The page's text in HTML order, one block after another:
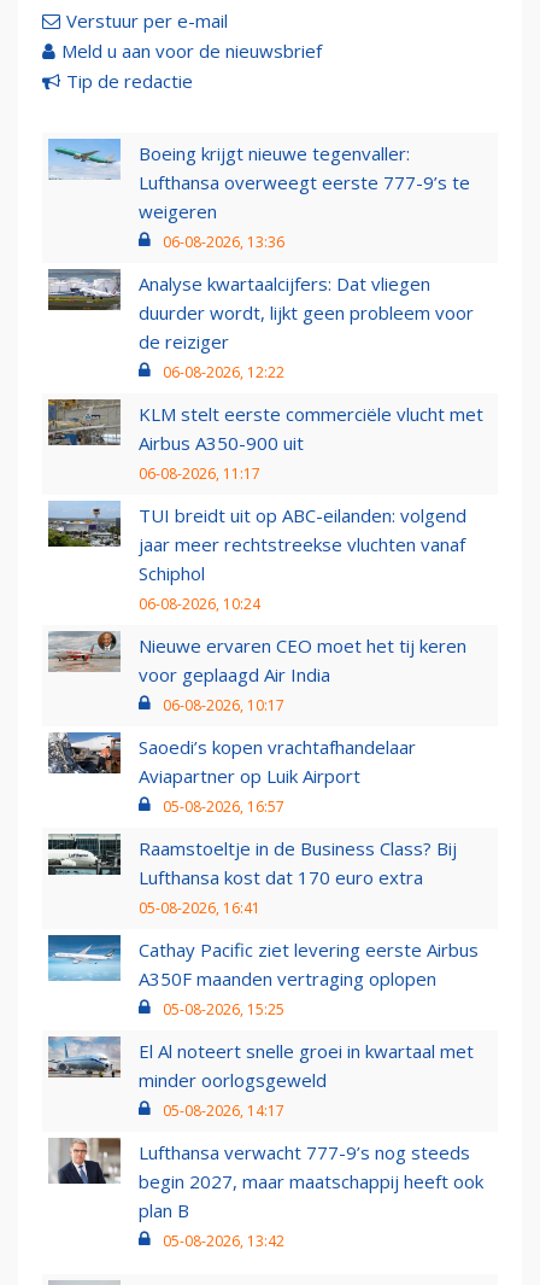
Verstuur per e-mail
Meld u aan voor de nieuwsbrief
Tip de redactie
Boeing krijgt nieuwe tegenvaller:
Lufthansa overweegt eerste 777-9’s te
weigeren
06-08-2026, 13:36
Analyse kwartaalcijfers: Dat vliegen
duurder wordt, lijkt geen probleem voor
de reiziger
06-08-2026, 12:22
KLM stelt eerste commerciële vlucht met
Airbus A350-900 uit
06-08-2026, 11:17
TUI breidt uit op ABC-eilanden: volgend
jaar meer rechtstreekse vluchten vanaf
Schiphol
06-08-2026, 10:24
Nieuwe ervaren CEO moet het tij keren
voor geplaagd Air India
06-08-2026, 10:17
Saoedi’s kopen vrachtafhandelaar
Aviapartner op Luik Airport
05-08-2026, 16:57
Raamstoeltje in de Business Class? Bij
Lufthansa kost dat 170 euro extra
05-08-2026, 16:41
Cathay Pacific ziet levering eerste Airbus
A350F maanden vertraging oplopen
05-08-2026, 15:25
El Al noteert snelle groei in kwartaal met
minder oorlogsgeweld
05-08-2026, 14:17
Lufthansa verwacht 777-9’s nog steeds
begin 2027, maar maatschappij heeft ook
plan B
05-08-2026, 13:42